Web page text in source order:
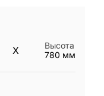
X
Высота
780 мм